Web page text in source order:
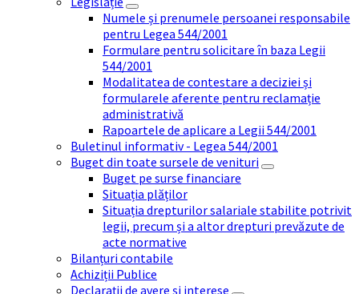
Numele și prenumele persoanei responsabile
pentru Legea 544/2001
Formulare pentru solicitare în baza Legii
544/2001
Modalitatea de contestare a deciziei și
formularele aferente pentru reclamație
administrativă
Rapoartele de aplicare a Legii 544/2001
Buletinul informativ - Legea 544/2001
Buget din toate sursele de venituri
Buget pe surse financiare
Situația plăților
Situația drepturilor salariale stabilite potrivit
legii, precum și a altor drepturi prevăzute de
acte normative
Bilanțuri contabile
Achiziții Publice
Declarații de avere și interese